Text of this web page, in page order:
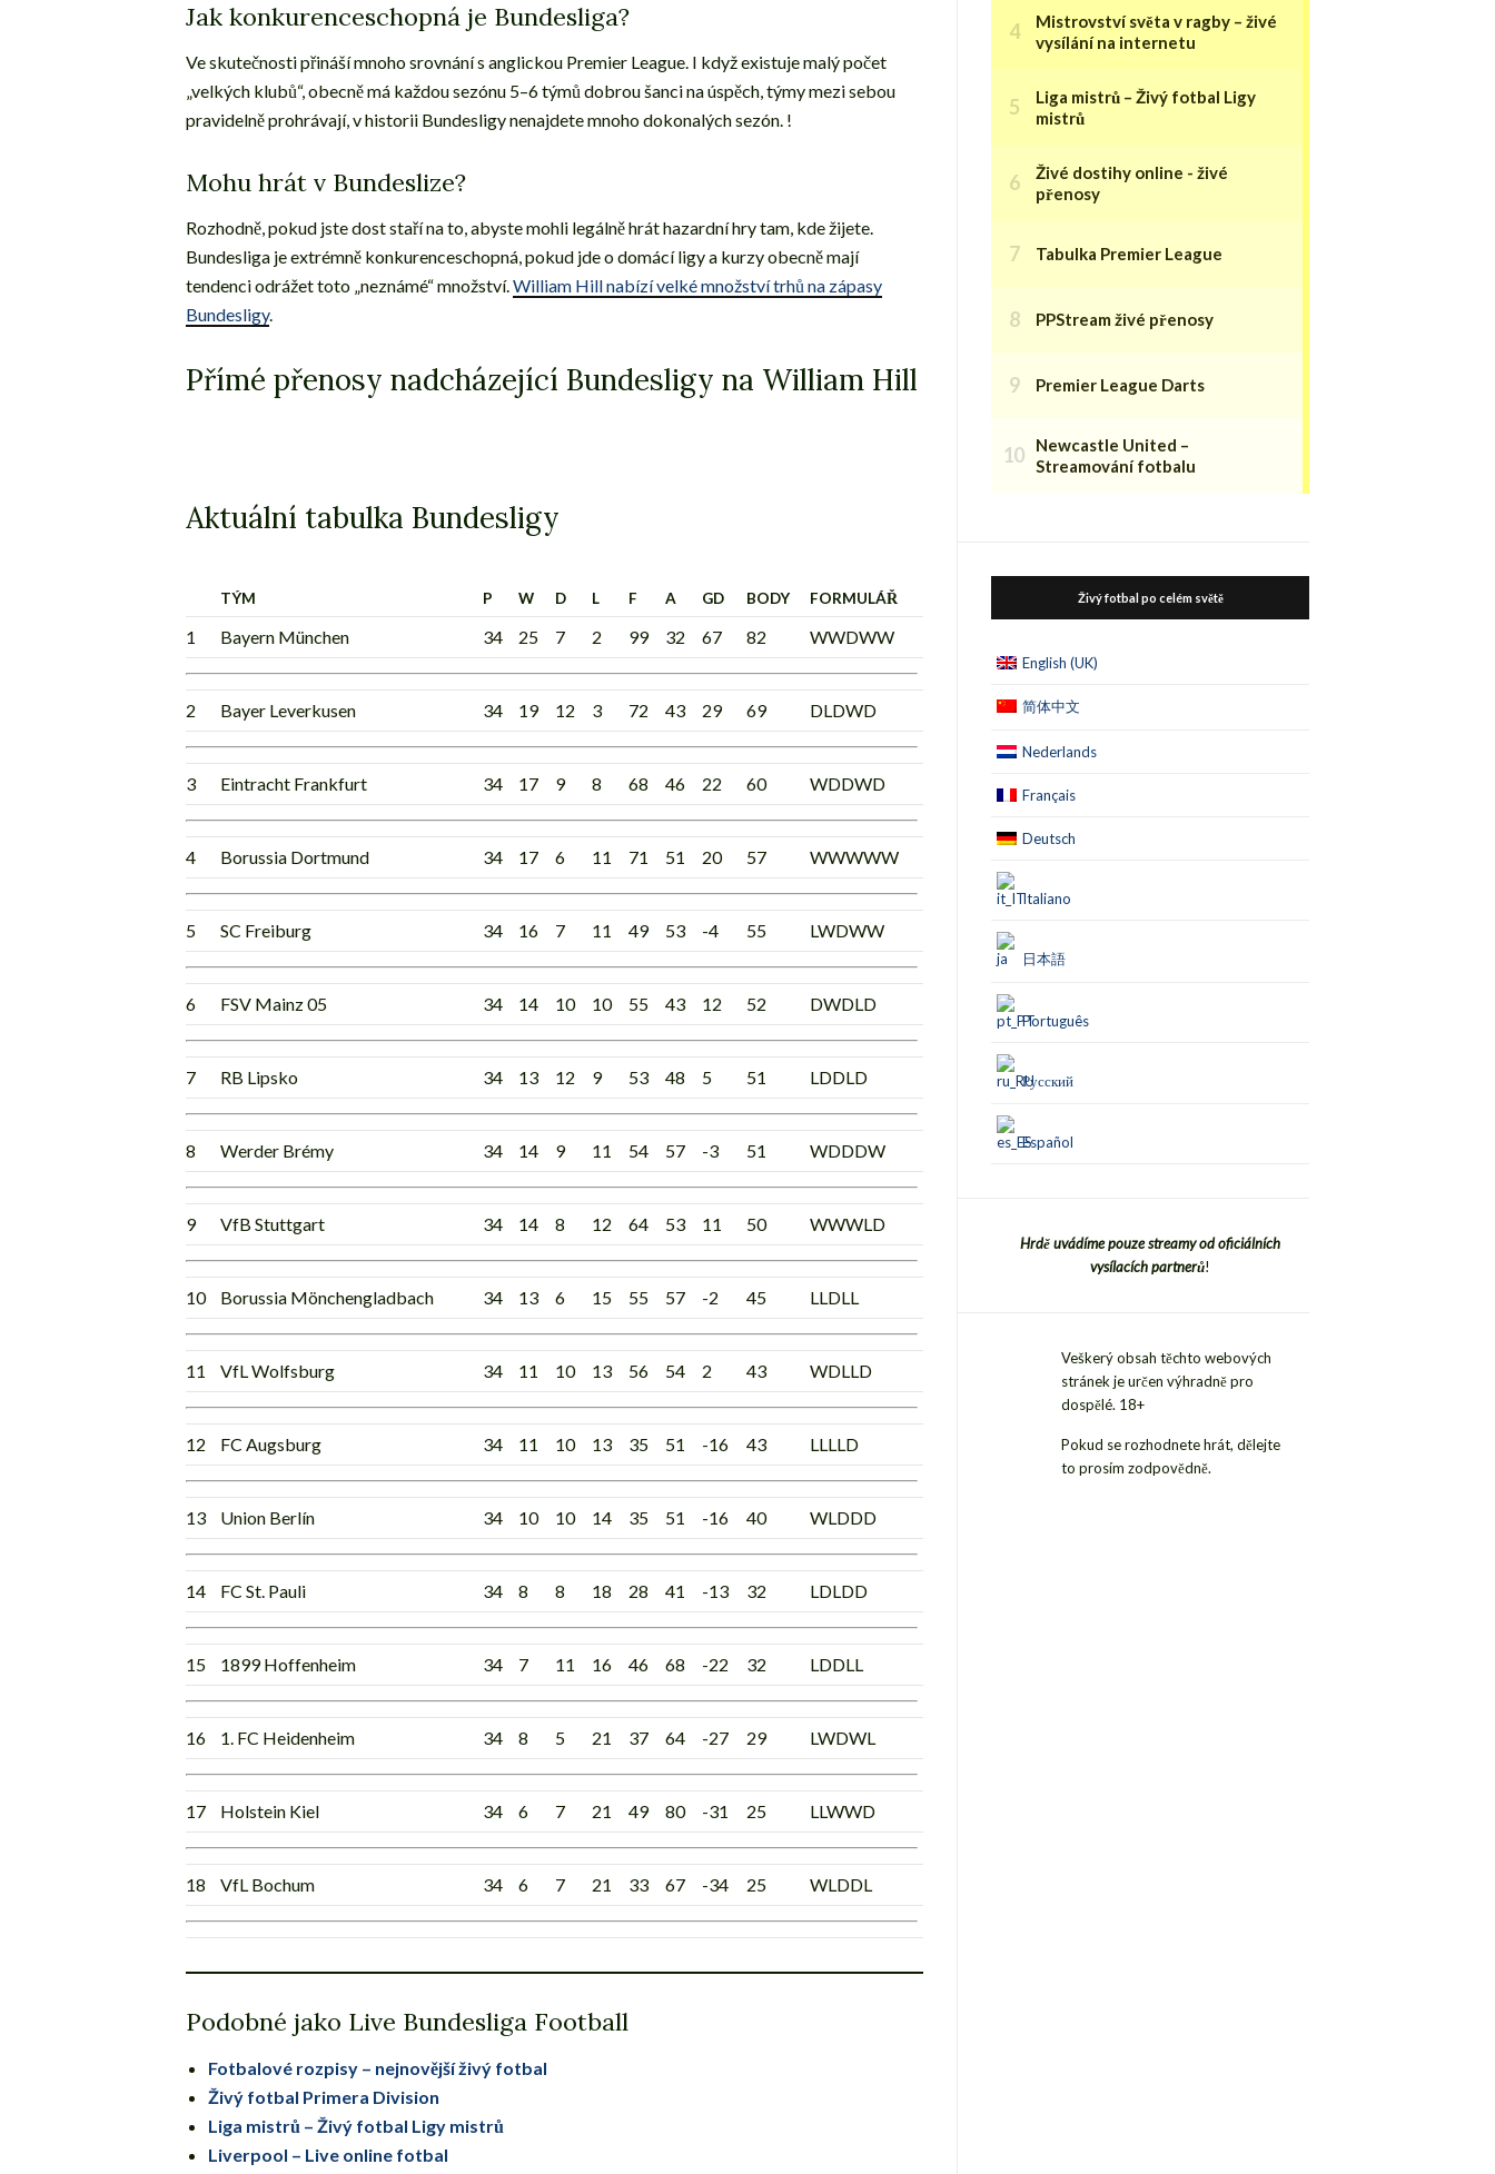
Jak konkurenceschopná je Bundesliga?
Ve skutečnosti přináší mnoho srovnání s anglickou Premier League. I když existuje malý počet
„velkých klubů“, obecně má každou sezónu 5–6 týmů dobrou šanci na úspěch, týmy mezi sebou
pravidelně prohrávají, v historii Bundesligy nenajdete mnoho dokonalých sezón. !
Mohu hrát v Bundeslize?
Rozhodně, pokud jste dost staří na to, abyste mohli legálně hrát hazardní hry tam, kde žijete.
Bundesliga je extrémně konkurenceschopná, pokud jde o domácí ligy a kurzy obecně mají
tendenci odrážet toto „neznámé“ množství.William Hill nabízí velké množství trhů na zápasy
Bundesligy.
Přímé přenosy nadcházející Bundesligy na William Hill
Aktuální tabulka Bundesligy
TÝM P W D L F A GD BODY FORMULÁŘ
1 Bayern München 34 25 7 2 99 32 67 82 WWDWW
2 Bayer Leverkusen 34 19 12 3 72 43 29 69 DLDWD
3 Eintracht Frankfurt 34 17 9 8 68 46 22 60 WDDWD
4 Borussia Dortmund 34 17 6 11 71 51 20 57 WWWWW
5 SC Freiburg 34 16 7 11 49 53 -4 55 LWDWW
6 FSV Mainz 05 34 14 10 10 55 43 12 52 DWDLD
7 RB Lipsko 34 13 12 9 53 48 5 51 LDDLD
8 Werder Brémy 34 14 9 11 54 57 -3 51 WDDDW
9 VfB Stuttgart 34 14 8 12 64 53 11 50 WWWLD
10 Borussia Mönchengladbach 34 13 6 15 55 57 -2 45 LLDLL
11 VfL Wolfsburg 34 11 10 13 56 54 2 43 WDLLD
12 FC Augsburg 34 11 10 13 35 51 -16 43 LLLLD
13 Union Berlín 34 10 10 14 35 51 -16 40 WLDDD
14 FC St. Pauli 34 8 8 18 28 41 -13 32 LDLDD
15 1899 Hoffenheim 34 7 11 16 46 68 -22 32 LDDLL
16 1. FC Heidenheim 34 8 5 21 37 64 -27 29 LWDWL
17 Holstein Kiel 34 6 7 21 49 80 -31 25 LLWWD
18 VfL Bochum 34 6 7 21 33 67 -34 25 WLDDL
Podobné jako Live Bundesliga Football
Fotbalové rozpisy – nejnovější živý fotbal
Živý fotbal Primera Division
Liga mistrů – Živý fotbal Ligy mistrů
Liverpool – Live online fotbal
Mistrovství světa v ragby – živé
vysílání na internetu
Liga mistrů – Živý fotbal Ligy
mistrů
Živé dostihy online - živé
přenosy
Tabulka Premier League
PPStream živé přenosy
Premier League Darts
Newcastle United –
Streamování fotbalu
Živý fotbal po celém světě
English (UK)
简体中文
Nederlands
Français
Deutsch
Italiano
日本語
Português
Русский
Español
Hrdě uvádíme pouze streamy od oficiálních
vysílacích partnerů!
Veškerý obsah těchto webových
stránek je určen výhradně pro
dospělé. 18+
Pokud se rozhodnete hrát, dělejte
to prosím zodpovědně.